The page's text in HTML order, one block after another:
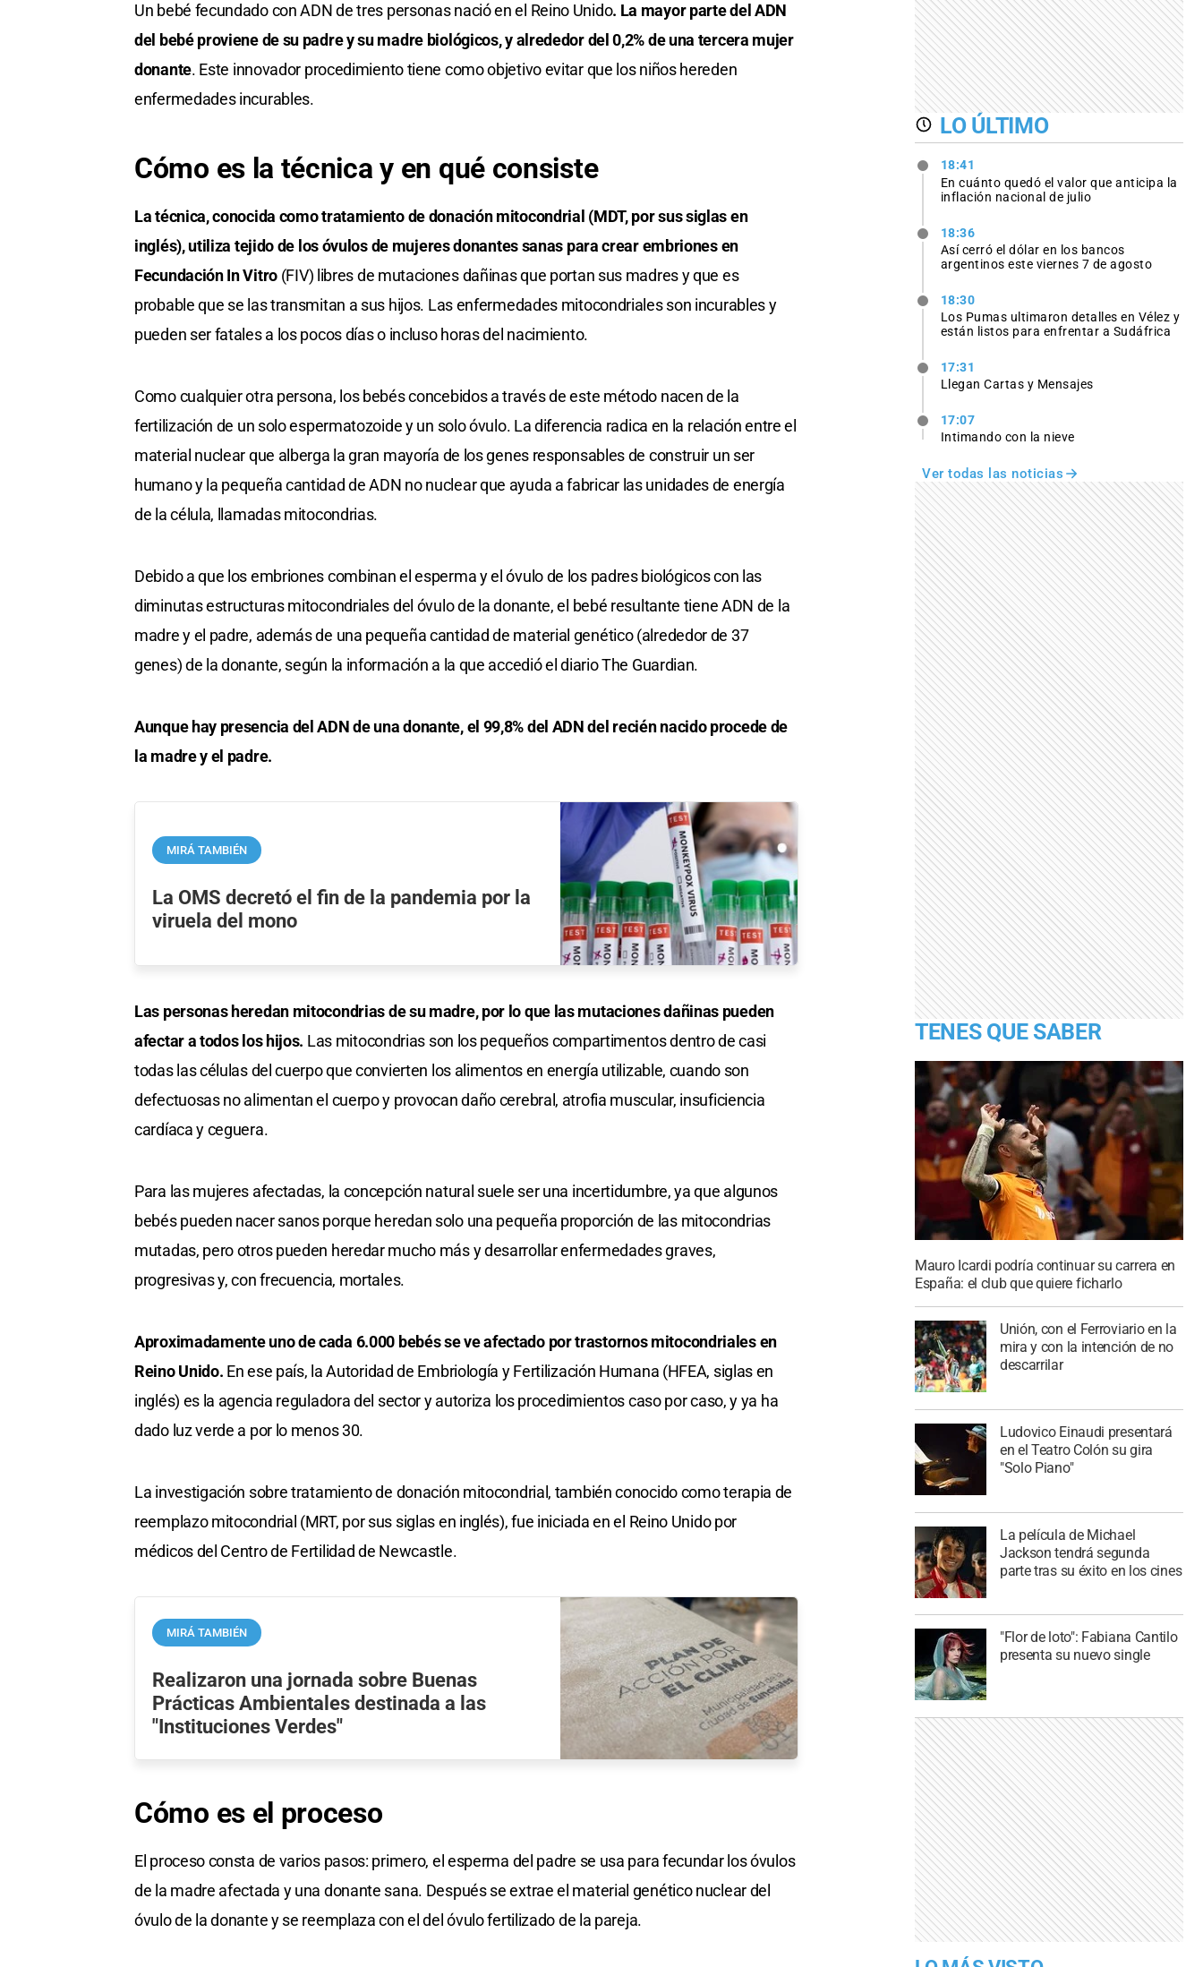
Un bebé fecundado con ADN de tres personas nació en el Reino Unido. La mayor parte del ADN
del bebé proviene de su padre y su madre biológicos, y alrededor del 0,2% de una tercera mujer
donante. Este innovador procedimiento tiene como objetivo evitar que los niños hereden
enfermedades incurables.
Cómo es la técnica y en qué consiste
La técnica, conocida como tratamiento de donación mitocondrial (MDT, por sus siglas en
inglés), utiliza tejido de los óvulos de mujeres donantes sanas para crear embriones en
Fecundación In Vitro (FIV) libres de mutaciones dañinas que portan sus madres y que es
probable que se las transmitan a sus hijos. Las enfermedades mitocondriales son incurables y
pueden ser fatales a los pocos días o incluso horas del nacimiento.
Como cualquier otra persona, los bebés concebidos a través de este método nacen de la
fertilización de un solo espermatozoide y un solo óvulo. La diferencia radica en la relación entre el
material nuclear que alberga la gran mayoría de los genes responsables de construir un ser
humano y la pequeña cantidad de ADN no nuclear que ayuda a fabricar las unidades de energía
de la célula, llamadas mitocondrias.
Debido a que los embriones combinan el esperma y el óvulo de los padres biológicos con las
diminutas estructuras mitocondriales del óvulo de la donante, el bebé resultante tiene ADN de la
madre y el padre, además de una pequeña cantidad de material genético (alrededor de 37
genes) de la donante, según la información a la que accedió el diario The Guardian.
Aunque hay presencia del ADN de una donante, el 99,8% del ADN del recién nacido procede de
la madre y el padre.
MIRÁ TAMBIÉN
La OMS decretó el fin de la pandemia por la
viruela del mono
Las personas heredan mitocondrias de su madre, por lo que las mutaciones dañinas pueden
afectar a todos los hijos. Las mitocondrias son los pequeños compartimentos dentro de casi
todas las células del cuerpo que convierten los alimentos en energía utilizable, cuando son
defectuosas no alimentan el cuerpo y provocan daño cerebral, atrofia muscular, insuficiencia
cardíaca y ceguera.
Para las mujeres afectadas, la concepción natural suele ser una incertidumbre, ya que algunos
bebés pueden nacer sanos porque heredan solo una pequeña proporción de las mitocondrias
mutadas, pero otros pueden heredar mucho más y desarrollar enfermedades graves,
progresivas y, con frecuencia, mortales.
Aproximadamente uno de cada 6.000 bebés se ve afectado por trastornos mitocondriales en
Reino Unido. En ese país, la Autoridad de Embriología y Fertilización Humana (HFEA, siglas en
inglés) es la agencia reguladora del sector y autoriza los procedimientos caso por caso, y ya ha
dado luz verde a por lo menos 30.
La investigación sobre tratamiento de donación mitocondrial, también conocido como terapia de
reemplazo mitocondrial (MRT, por sus siglas en inglés), fue iniciada en el Reino Unido por
médicos del Centro de Fertilidad de Newcastle.
MIRÁ TAMBIÉN
Realizaron una jornada sobre Buenas
Prácticas Ambientales destinada a las
"Instituciones Verdes"
Cómo es el proceso
El proceso consta de varios pasos: primero, el esperma del padre se usa para fecundar los óvulos
de la madre afectada y una donante sana. Después se extrae el material genético nuclear del
óvulo de la donante y se reemplaza con el del óvulo fertilizado de la pareja.
LO ÚLTIMO
18:41
En cuánto quedó el valor que anticipa la
inflación nacional de julio
18:36
Así cerró el dólar en los bancos
argentinos este viernes 7 de agosto
18:30
Los Pumas ultimaron detalles en Vélez y
están listos para enfrentar a Sudáfrica
17:31
Llegan Cartas y Mensajes
17:07
Intimando con la nieve
Ver todas las noticias
TENES QUE SABER
Mauro Icardi podría continuar su carrera en
España: el club que quiere ficharlo
Unión, con el Ferroviario en la
mira y con la intención de no
descarrilar
Ludovico Einaudi presentará
en el Teatro Colón su gira
"Solo Piano"
La película de Michael
Jackson tendrá segunda
parte tras su éxito en los cines
"Flor de loto": Fabiana Cantilo
presenta su nuevo single